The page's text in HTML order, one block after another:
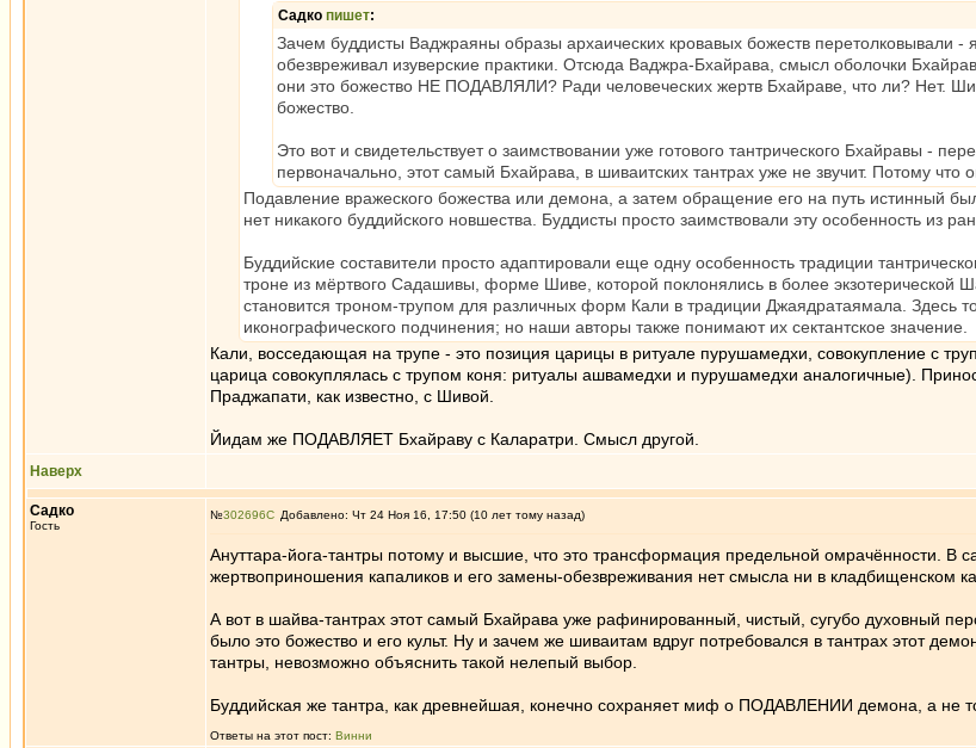
Садко пишет:
Зачем буддисты Ваджраяны образы архаических кровавых божеств перетолковывали
обезвреживал изуверские практики. Отсюда Ваджра-Бхайрава, смысл оболочки
они это божество НЕ ПОДАВЛЯЛИ? Ради человеческих жертв Бхайраве, что ли? Нет.
божество.
Это вот и свидетельствует о заимствовании уже готового тантрического Бхайравы -
первоначально, этот самый Бхайрава, в шиваитских тантрах уже не звучит. Потому что
Подавление вражеского божества или демона, а затем обращение его на путь истинный
нет никакого буддийского новшества. Буддисты просто заимствовали эту особенность из
Буддийские составители просто адаптировали еще одну особенность традиции
троне из мёртвого Садашивы, форме Шиве, которой поклонялись в более
становится троном-трупом для различных форм Кали в традиции Джаядратаямала. Здесь
иконографического подчинения; но наши авторы также понимают их сектантское значение.
Кали, восседающая на трупе - это позиция царицы в ритуале пурушамедхи, совокупление с
царица совокуплялась с трупом коня: ритуалы ашвамедхи и пурушамедхи аналогичные).
Праджапати, как известно, с Шивой.
Йидам же ПОДАВЛЯЕТ Бхайраву с Каларатри. Смысл другой.
Наверх
Садко
Гость
№302696 Добавлено: Чт 24 Ноя 16, 17:50 (10 лет тому назад)
Ануттара-йога-тантры потому и высшие, что это трансформация предельной омрачённости. В
жертвоприношения капаликов и его замены-обезвреживания нет смысла ни в кладбищенском
А вот в шайва-тантрах этот самый Бхайрава уже рафинированный, чистый, сугубо духовный
было это божество и его культ. Ну и зачем же шиваитам вдруг потребовался в тантрах этот
тантры, невозможно объяснить такой нелепый выбор.
Буддийская же тантра, как древнейшая, конечно сохраняет миф о ПОДАВЛЕНИИ демона, а не
Ответы на этот пост: Винни